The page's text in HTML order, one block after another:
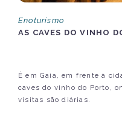
Enoturismo
AS CAVES DO VINHO
É em Gaia, em frente à
caves do vinho do Porto,
visitas são diárias.